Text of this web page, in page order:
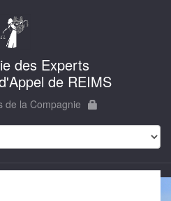
des Experts
de REIMS
de la Compagnie